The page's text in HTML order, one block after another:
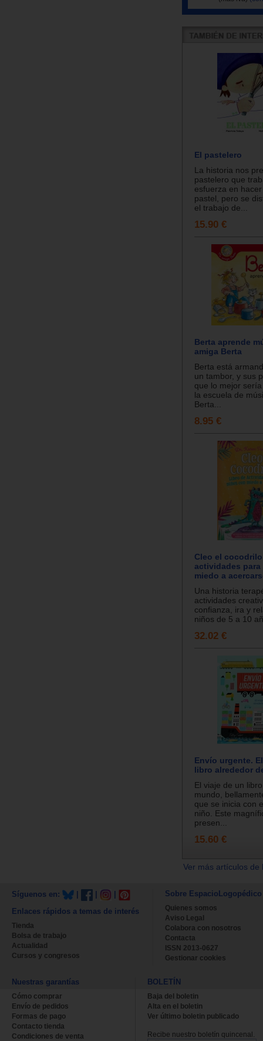
El pastelero
La historia nos
pastelero que
esfuerza en
pastel, pero se
el trabajo de...
15.90 €
Berta aprende
amiga Berta
Berta está
un tambor, y sus
que lo mejor
la escuela de
Berta...
8.95 €
Cleo el
actividades
miedo a
Una historia
actividades
confianza, ira y
niños de 5 a 10
32.02 €
Envío urgente.
libro alrededor
El viaje de un
mundo,
que se inicia con
niño. Este
presen...
15.60 €
Ver más artículos
Síguenos en:
Enlaces rápidos a temas de interés
Tienda
Bolsa de trabajo
Actualidad
Cursos y congresos
Sobre EspacioLogopédico
Quienes somos
Aviso Legal
Colabora con nosotros
Contacta
ISSN 2013-0627
Gestionar cookies
Nuestras garantías
Cómo comprar
Envío de pedidos
Formas de pago
Contacto tienda
Condiciones de venta
BOLETÍN
Baja del boletin
Alta en el boletin
Ver último boletin publicado
Recibe nuestro boletín quincenal.